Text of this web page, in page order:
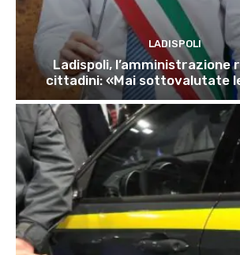
LADISPOLI
Ladispoli, l’amministrazione
cittadini: «Mai sottovalutate